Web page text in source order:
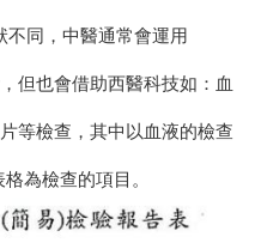
同，中醫通常會運用
但也會借助西醫科技如：血
等檢查，其中以血液的檢查
為檢查的項目。